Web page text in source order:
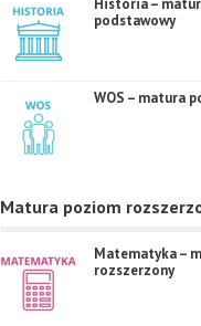
Historia –
podstawowy
WOS – matura
Matura poziom
Matematyka –
rozszerzony